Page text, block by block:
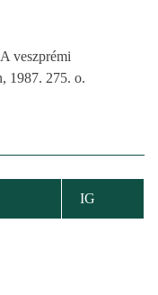
veszprémi
1987. 275. o.
IG